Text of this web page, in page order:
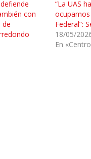
con
de
“La UAS
Federal”:
18/05/
En